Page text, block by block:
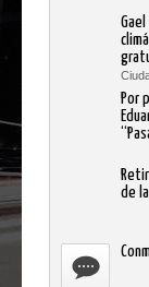
Por
de